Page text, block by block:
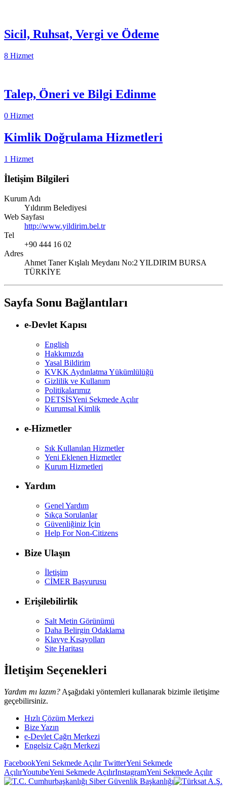
Sicil, Ruhsat, Vergi ve Ödeme
8 Hizmet
Talep, Öneri ve Bilgi Edinme
0 Hizmet
Kimlik Doğrulama Hizmetleri
1 Hizmet
İletişim Bilgileri
Kurum Adı
Yıldırım Belediyesi
Web Sayfası
http://www.yildirim.bel.tr
Tel
+90 444 16 02
Adres
Ahmet Taner Kışlalı Meydanı No:2 YILDIRIM BURSA
TÜRKİYE
Sayfa Sonu Bağlantıları
e-Devlet Kapısı
English
Hakkımızda
Yasal Bildirim
KVKK Aydınlatma Yükümlülüğü
Gizlilik ve Kullanım
Politikalarımız
DETSİSYeni Sekmede Açılır
Kurumsal Kimlik
e-Hizmetler
Sık Kullanılan Hizmetler
Yeni Eklenen Hizmetler
Kurum Hizmetleri
Yardım
Genel Yardım
Sıkça Sorulanlar
Güvenliğiniz İçin
Help For Non-Citizens
Bize Ulaşın
İletişim
CİMER Başvurusu
Erişilebilirlik
Salt Metin Görünümü
Daha Belirgin Odaklama
Klavye Kısayolları
Site Haritası
İletişim Seçenekleri
Yardım mı lazım? Aşağıdaki yöntemleri kullanarak bizimle iletişime
geçebilirsiniz.
Hızlı Çözüm Merkezi
Bize Yazın
e-Devlet Çağrı Merkezi
Engelsiz Çağrı Merkezi
FacebookYeni Sekmede AçılırTwitterYeni Sekmede
AçılırYoutubeYeni Sekmede AçılırInstagramYeni Sekmede Açılır